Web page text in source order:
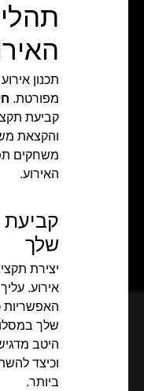
תכנון
מפורטת.
קביעת
והקצאת
משחקים
האירוע.
קביעת
שלך
יצירת
אירוע.
האפשריות
שלך
היטב
וכיצד
ביותר.